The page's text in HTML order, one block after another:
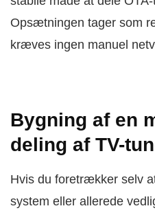
Opsætningen tager som
kræves ingen manuel
Bygning af en
deling af TV-
Hvis du foretrækker selv
system eller allerede